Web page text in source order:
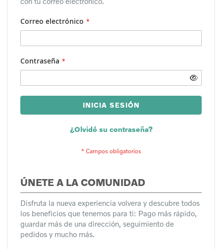
Correo electrónico
Contraseña
INICIA SESIÓN
¿Olvidó su contraseña?
ÚNETE A LA COMUNIDAD
Disfruta la nueva experiencia volvera y descubre todos
los beneficios que tenemos para ti: Pago más rápido,
guardar más de una dirección, seguimiento de
pedidos y mucho más.